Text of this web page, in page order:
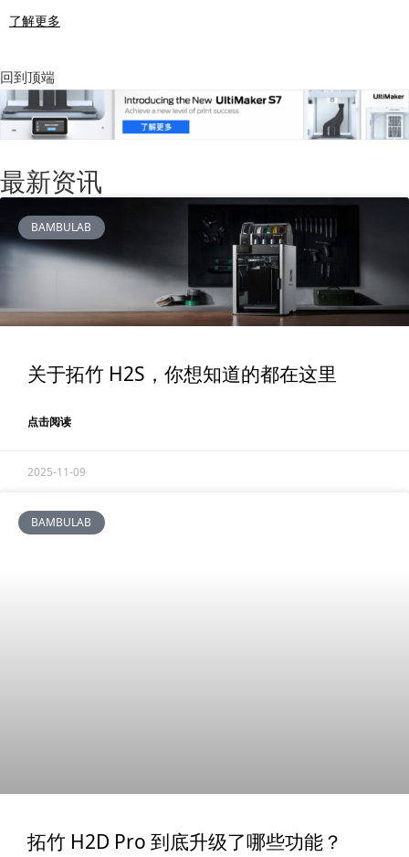
了解更多
回到顶端
最新资讯
BAMBULAB
关于拓竹 H2S，你想知道的都在这里
点击阅读
2025-11-09
BAMBULAB
拓竹 H2D Pro 到底升级了哪些功能？